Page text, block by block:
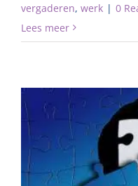
vergaderen, werk | 0
Lees meer